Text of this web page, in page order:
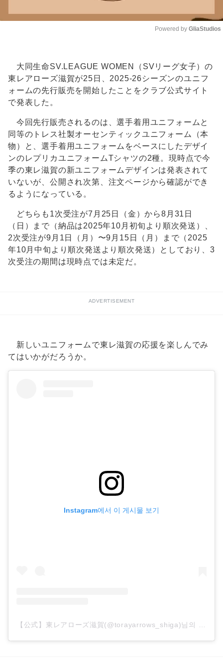
Powered by GliaStudios
大同生命SV.LEAGUE WOMEN（SVリーグ女子）の
東レアローズ滋賀が25日、2025-26シーズンのユニフ
ォームの先行販売を開始したことをクラブ公式サイト
で発表した。
今回先行販売されるのは、選手着用ユニフォームと
同等のトレス社製オーセンティックユニフォーム（本
物）と、選手着用ユニフォームをベースにしたデザイ
ンのレプリカユニフォームTシャツの2種。現時点で今
季の東レ滋賀の新ユニフォームデザインは発表されて
いないが、公開され次第、注文ページから確認ができ
るようになっている。
どちらも1次受注が7月25日（金）から8月31日
（日）まで（納品は2025年10月初旬より順次発送）、
2次受注が9月1日（月）〜9月15日（月）まで（2025
年10月中旬より順次発送より順次発送）としており、3
次受注の期間は現時点では未定だ。
ADVERTISEMENT
新しいユニフォームで東レ滋賀の応援を楽しんでみ
てはいかがだろうか。
Instagram에서 이 게시물 보기
【公式】東レアローズ滋賀(@torayarrows_shiga)님의 공유 게시물